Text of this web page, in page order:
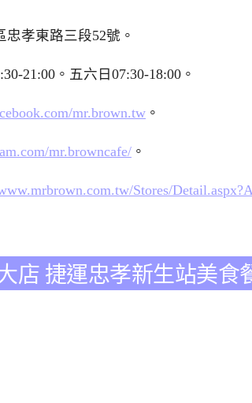
孝東路三段52號。
21:00。五六日07:30-18:00。
mr.brown.tw 。
mr.browncafe/ 。
Stores/
店 捷運忠孝新生站美食